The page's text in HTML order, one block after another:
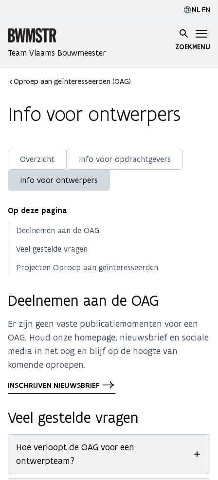
NL·EN
Team Vlaams Bouwmeester
ZOEKMENU
Oproep aan geïnteresseerden (OAG)
Info voor ontwerpers
Overzicht Info voor opdrachtgevers
Info voor ontwerpers
Op deze pagina
Deelnemen aan de OAG
Veel gestelde vragen
Projecten Oproep aan geïnteresseerden
Deelnemen aan de OAG
Er zijn geen vaste publicatiemomenten voor een
OAG. Houd onze homepage, nieuwsbrief en sociale
media in het oog en blijf op de hoogte van
komende oproepen.
INSCHRIJVEN NIEUWSBRIEF
Veel gestelde vragen
Hoe verloopt de OAG voor een
ontwerpteam?